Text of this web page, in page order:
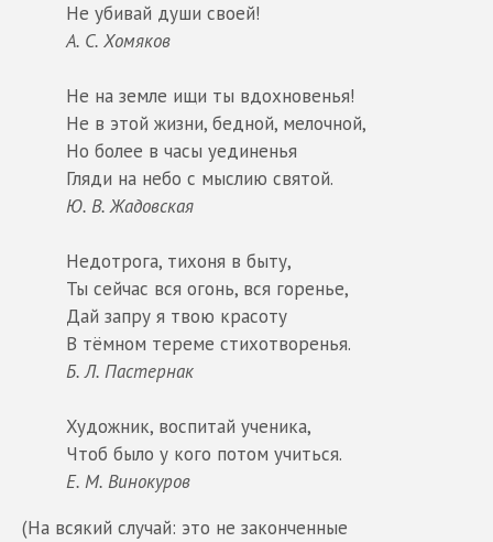
Не убивай души своей!
А. С. Хомяков
Не на земле ищи ты вдохновенья!
Не в этой жизни, бедной, мелочной,
Но более в часы уединенья
Гляди на небо с мыслию святой.
Ю. В. Жадовская
Недотрога, тихоня в быту,
Ты сейчас вся огонь, вся горенье,
Дай запру я твою красоту
В тёмном тереме стихотворенья.
Б. Л. Пастернак
Художник, воспитай ученика,
Чтоб было у кого потом учиться.
Е. М. Винокуров
(На всякий случай: это не законченные